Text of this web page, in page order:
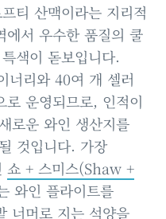
티 산맥이라는 지리적
에서 우수한 품질의 쿨
색이 돋보입니다.
너리와 40여 개 셀러
운영되므로, 인적이
로운 와인 생산지를
것입니다. 가장
쇼 + 스미스(Shaw +
와인 플라이트를
너머로 지는 석양을